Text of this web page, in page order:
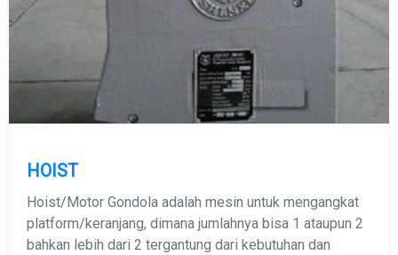
HOIST
Hoist/Motor Gondola adalah mesin untuk mengangkat
platform/keranjang, dimana jumlahnya bisa 1 ataupun 2
bahkan lebih dari 2 tergantung dari kebutuhan dan